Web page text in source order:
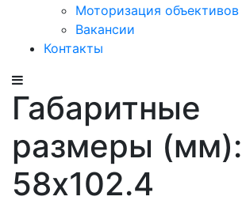
Моторизация объективов
Вакансии
Контакты
Габаритные
размеры (мм):
58x102.4